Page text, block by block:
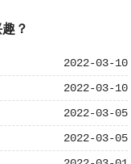
？
2022-03-10
2022-03-10
2022-03-05
2022-03-05